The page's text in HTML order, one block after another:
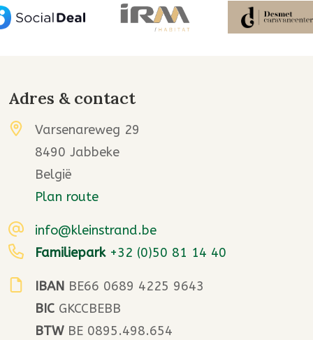
Adres & contact
Varsenareweg 29
8490 Jabbeke
België
Plan route
info@kleinstrand.be
Familiepark+32 (0)50 81 14 40
IBAN BE66 0689 4225 9643
BIC GKCCBEBB
BTWBE 0895.498.654